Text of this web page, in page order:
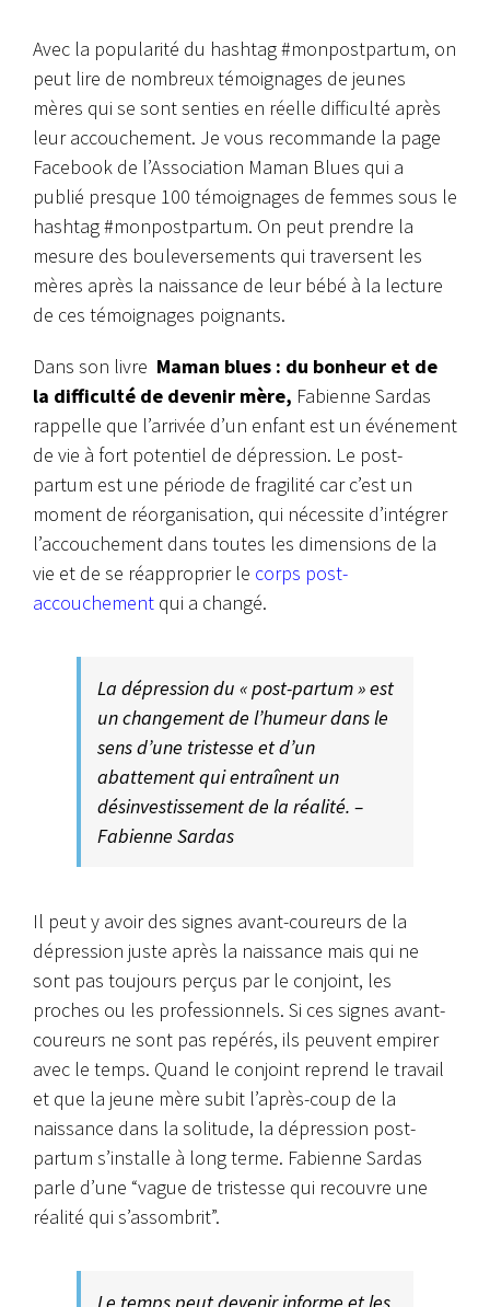
Avec la popularité du hashtag #monpostpartum, on
peut lire de nombreux témoignages de jeunes
mères qui se sont senties en réelle difficulté après
leur accouchement. Je vous recommande la page
Facebook de l’Association Maman Blues qui a
publié presque 100 témoignages de femmes sous le
hashtag #monpostpartum. On peut prendre la
mesure des bouleversements qui traversent les
mères après la naissance de leur bébé à la lecture
de ces témoignages poignants.
Dans son livre Maman blues : du bonheur et de
la difficulté de devenir mère, Fabienne Sardas
rappelle que l’arrivée d’un enfant est un événement
de vie à fort potentiel de dépression. Le post-
partum est une période de fragilité car c’est un
moment de réorganisation, qui nécessite d’intégrer
l’accouchement dans toutes les dimensions de la
vie et de se réapproprier le corps post-
accouchement qui a changé.
La dépression du « post-partum » est
un changement de l’humeur dans le
sens d’une tristesse et d’un
abattement qui entraînent un
désinvestissement de la réalité. –
Fabienne Sardas
Il peut y avoir des signes avant-coureurs de la
dépression juste après la naissance mais qui ne
sont pas toujours perçus par le conjoint, les
proches ou les professionnels. Si ces signes avant-
coureurs ne sont pas repérés, ils peuvent empirer
avec le temps. Quand le conjoint reprend le travail
et que la jeune mère subit l’après-coup de la
naissance dans la solitude, la dépression post-
partum s’installe à long terme. Fabienne Sardas
parle d’une “vague de tristesse qui recouvre une
réalité qui s’assombrit”.